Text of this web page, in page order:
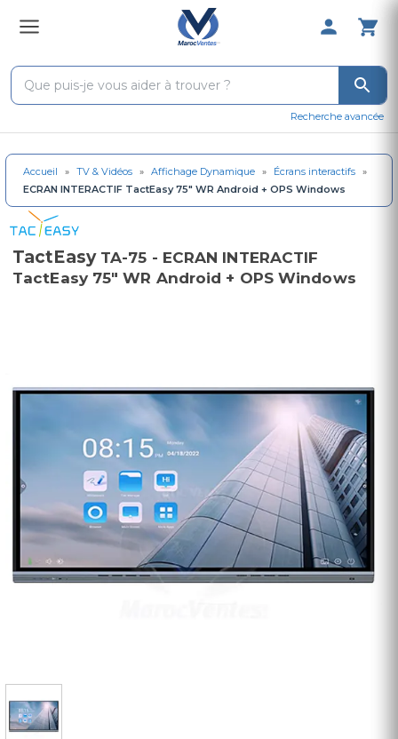
0 Produit
Recherche avancée
Accueil » TV & Vidéos » Affichage Dynamique » Écrans interactifs »
ECRAN INTERACTIF TactEasy 75" WR Android + OPS Windows
TactEasy TA-75 - ECRAN INTERACTIF
TactEasy 75" WR Android + OPS Windows